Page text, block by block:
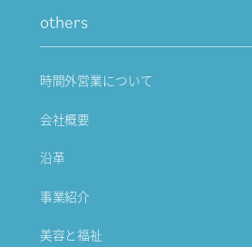
others
時間外営業について
会社概要
沿革
事業紹介
美容と福祉